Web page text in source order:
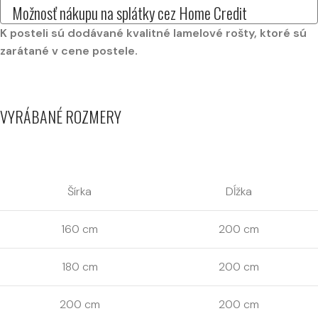
Možnosť nákupu na splátky cez Home Credit
K posteli sú dodávané kvalitné lamelové rošty, ktoré sú
zarátané v cene postele.
VYRÁBANÉ ROZMERY
Šírka Dĺžka
160 cm 200 cm
180 cm 200 cm
200 cm 200 cm